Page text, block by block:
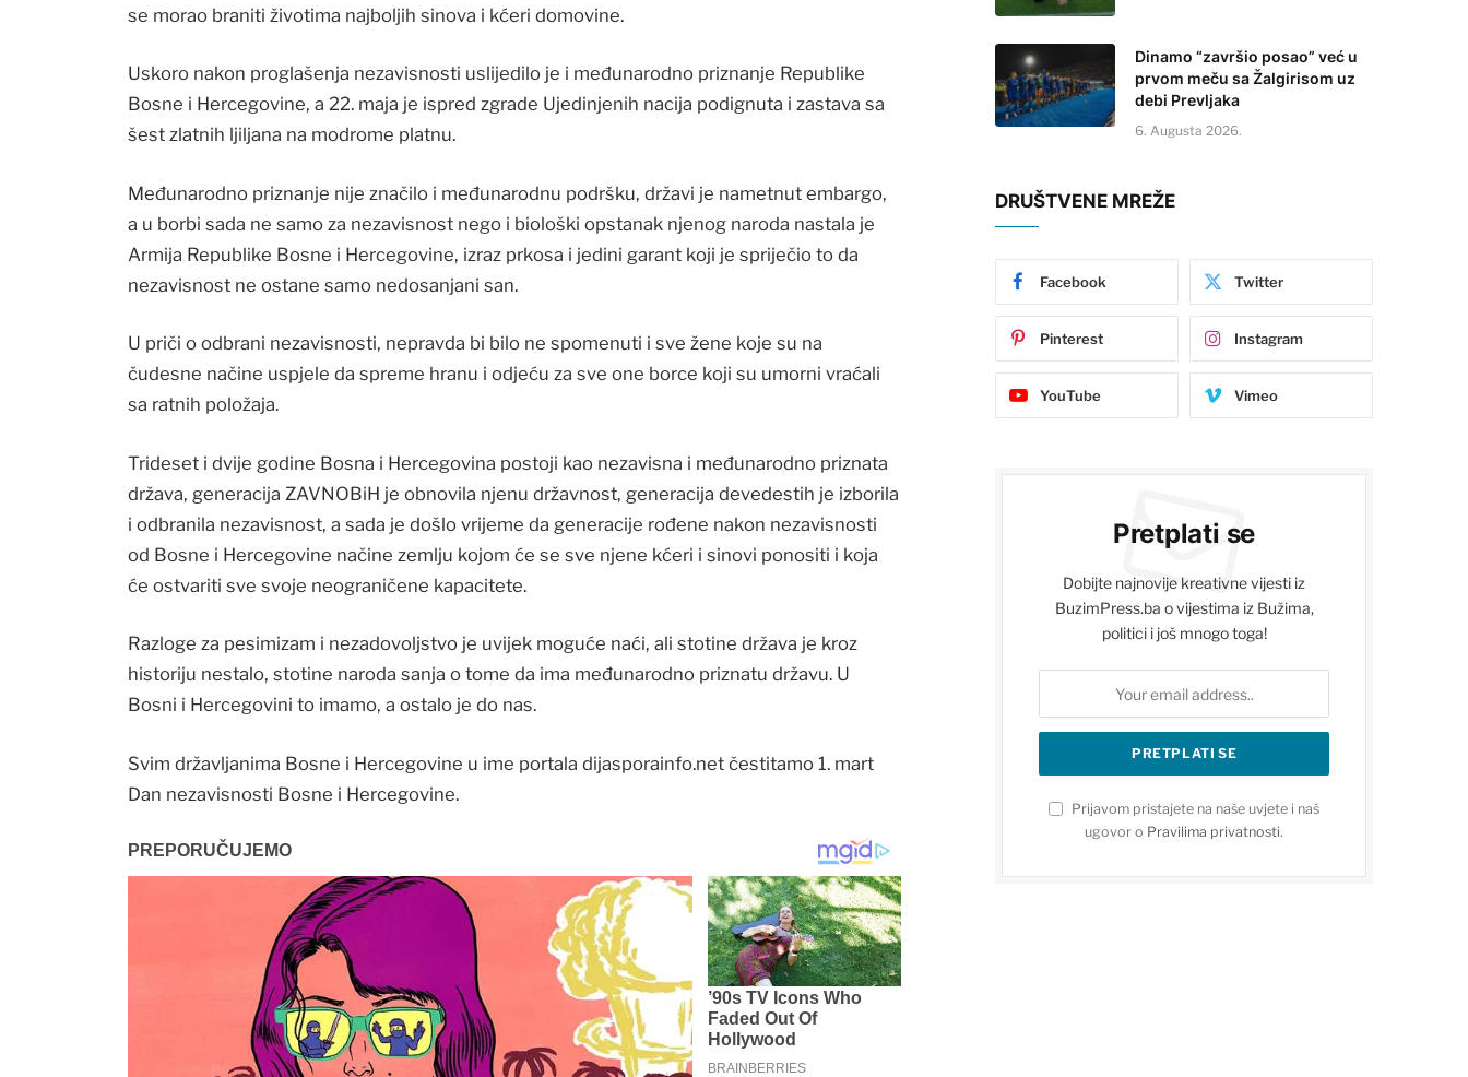
se morao braniti životima najboljih sinova i kćeri domovine.
Uskoro nakon proglašenja nezavisnosti uslijedilo je i međunarodno priznanje Republike
Bosne i Hercegovine, a 22. maja je ispred zgrade Ujedinjenih nacija podignuta i zastava sa
šest zlatnih ljiljana na modrome platnu.
Međunarodno priznanje nije značilo i međunarodnu podršku, državi je nametnut embargo,
a u borbi sada ne samo za nezavisnost nego i biološki opstanak njenog naroda nastala je
Armija Republike Bosne i Hercegovine, izraz prkosa i jedini garant koji je spriječio to da
nezavisnost ne ostane samo nedosanjani san.
U priči o odbrani nezavisnosti, nepravda bi bilo ne spomenuti i sve žene koje su na
čudesne načine uspjele da spreme hranu i odjeću za sve one borce koji su umorni vraćali
sa ratnih položaja.
Trideset i dvije godine Bosna i Hercegovina postoji kao nezavisna i međunarodno priznata
država, generacija ZAVNOBiH je obnovila njenu državnost, generacija devedestih je izborila
i odbranila nezavisnost, a sada je došlo vrijeme da generacije rođene nakon nezavisnosti
od Bosne i Hercegovine načine zemlju kojom će se sve njene kćeri i sinovi ponositi i koja
će ostvariti sve svoje neograničene kapacitete.
Razloge za pesimizam i nezadovoljstvo je uvijek moguće naći, ali stotine država je kroz
historiju nestalo, stotine naroda sanja o tome da ima međunarodno priznatu državu. U
Bosni i Hercegovini to imamo, a ostalo je do nas.
Svim državljanima Bosne i Hercegovine u ime portala dijasporainfo.net čestitamo 1. mart
Dan nezavisnosti Bosne i Hercegovine.
Dinamo “završio posao” već u
prvom meču sa Žalgirisom uz
debi Prevljaka
6. Augusta 2026.
DRUŠTVENE MREŽE
Facebook Twitter
Pinterest Instagram
YouTube Vimeo
Pretplati se
Dobijte najnovije kreativne vijesti iz
BuzimPress.ba o vijestima iz Bužima,
politici i još mnogo toga!
Prijavom pristajete na naše uvjete i naš
ugovor o Pravilima privatnosti.